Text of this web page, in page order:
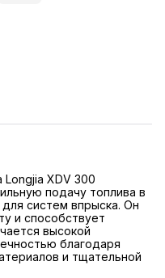
XDV 300
подачу топлива в
систем впрыска. Он
и способствует
высокой
благодаря
и тщательной